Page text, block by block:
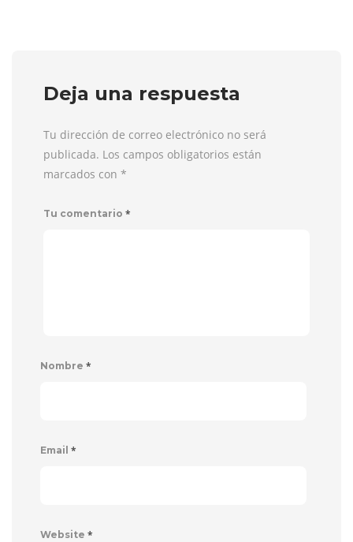
Deja una respuesta
Tu dirección de correo electrónico no será
publicada. Los campos obligatorios están
marcados con *
Tu comentario *
Nombre *
Email *
Website *